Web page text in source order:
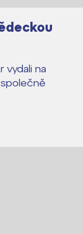
vydali na